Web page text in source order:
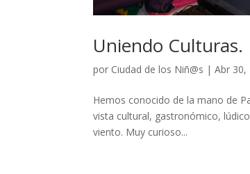
Uniendo Culturas.
por Ciudad de los Niñ@s |Abr 30,
Hemos conocido de la mano de
vista cultural, gastronómico,
viento. Muy curioso...